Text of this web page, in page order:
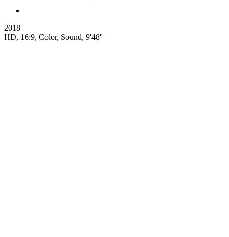
2018
HD, 16:9, Color, Sound, 9'48''